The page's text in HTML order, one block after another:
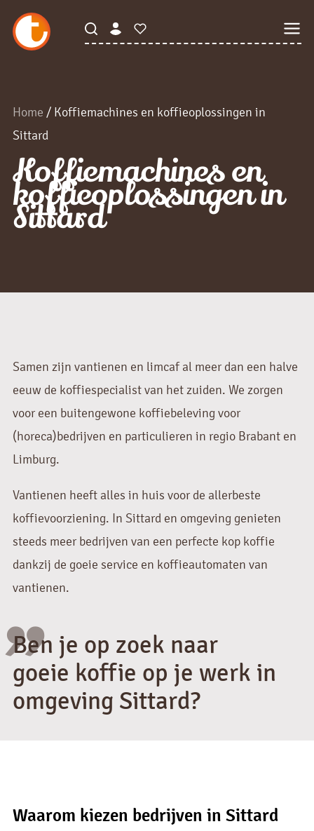
Home / Koffiemachines en koffieoplossingen in
Sittard
Koffiemachines en
koffieoplossingen in
Sittard
Samen zijn vantienen en limcaf al meer dan een halve
eeuw de koffiespecialist van het zuiden. We zorgen
voor een buitengewone koffiebeleving voor
(horeca)bedrijven en particulieren in regio Brabant en
Limburg.
Vantienen heeft alles in huis voor de allerbeste
koffievoorziening. In Sittard en omgeving genieten
steeds meer bedrijven van een perfecte kop koffie
dankzij de goeie service en koffieautomaten van
vantienen.
"
Ben je op zoek naar
goeie koffie op je werk in
omgeving Sittard?
Waarom kiezen bedrijven in Sittard